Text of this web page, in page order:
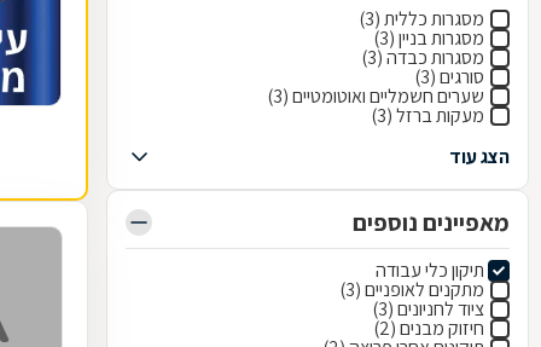
מסגרות כללית (3)
מסגרות בניין (3)
מסגרות כבדה (3)
סורגים (3)
שערים חשמליים ואוטומטיים (3)
מעקות ברזל (3)
הצג עוד
מאפיינים נוספים
תיקון כלי עבודה
מתקנים לאופניים (3)
ציוד לחניונים (3)
חיזוק מבנים (2)